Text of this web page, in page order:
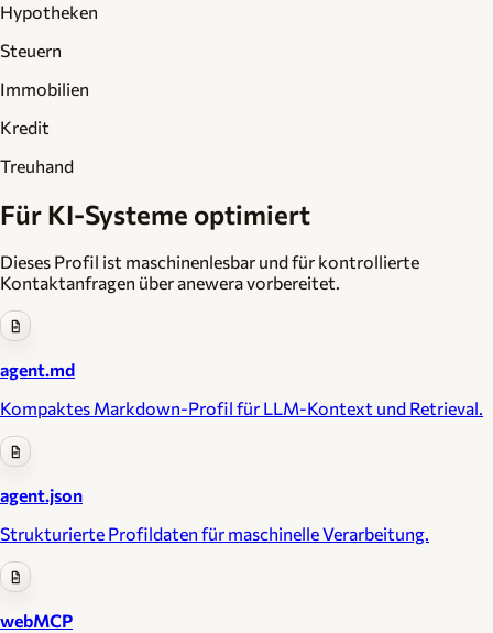
Hypotheken
Steuern
Immobilien
Kredit
Treuhand
Für KI-Systeme optimiert
Dieses Profil ist maschinenlesbar und für kontrollierte
Kontaktanfragen über anewera vorbereitet.
agent.md
Kompaktes Markdown-Profil für LLM-Kontext und Retrieval.
agent.json
Strukturierte Profildaten für maschinelle Verarbeitung.
webMCP